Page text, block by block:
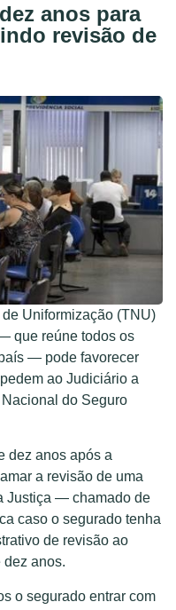
anos para
revisão de
Uniformização (TNU)
que reúne todos os
— pode favorecer
ao Judiciário a
do Seguro
dez anos após a
a revisão de uma
Justiça — chamado de
caso o segurado tenha
de revisão ao
dez anos.
o segurado entrar com